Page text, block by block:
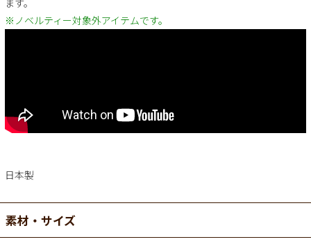
※ノベルティー対象外アイテムです。
日本製
素材・サイズ